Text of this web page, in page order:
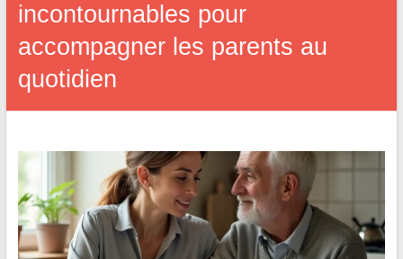
incontournables pour
accompagner les parents au
quotidien